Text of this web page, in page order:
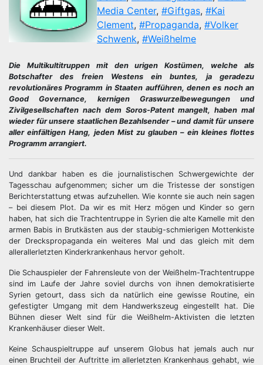
Media Center, #Giftgas, #Kai
Clement, #Propaganda, #Volker
Schwenk, #Weißhelme
Die Multikultitruppen mit den urigen Kostümen, welche als
Botschafter des freien Westens ein buntes, ja geradezu
revolutionäres Programm in Staaten aufführen, denen es noch an
Good Governance, kernigen Graswurzelbewegungen und
Zivilgesellschaften nach dem Soros-Patent mangelt, haben mal
wieder für unsere staatlichen Bezahlsender – und damit für unsere
aller einfältigen Hang, jeden Mist zu glauben – ein kleines flottes
Programm arrangiert.
Und dankbar haben es die journalistischen Schwergewichte der
Tagesschau aufgenommen; sicher um die Tristesse der sonstigen
Berichterstattung etwas aufzuhellen. Wie konnte sie auch nein sagen
– bei diesem Plot. Da wir es mit Herz mögen und Kinder so gern
haben, hat sich die Trachtentruppe in Syrien die alte Kamelle mit den
armen Babis in Brutkästen aus der staubig-schmierigen Mottenkiste
der Dreckspropaganda ein weiteres Mal und das gleich mit dem
allerallerletzten Kinderkrankenhaus hervor geholt.
Die Schauspieler der Fahrensleute von der Weißhelm-Trachtentruppe
sind im Laufe der Jahre soviel durchs von ihnen demokratisierte
Syrien getourt, dass sich da natürlich eine gewisse Routine, ein
gefestigter Umgang mit dem Handwerkszeug eingestellt hat. Die
Bühnen dieser Welt sind für die Weißhelm-Aktivisten die letzten
Krankenhäuser dieser Welt.
Keine Schauspieltruppe auf unserem Globus hat jemals auch nur
einen Bruchteil der Auftritte im allerletzten Krankenhaus gehabt, wie